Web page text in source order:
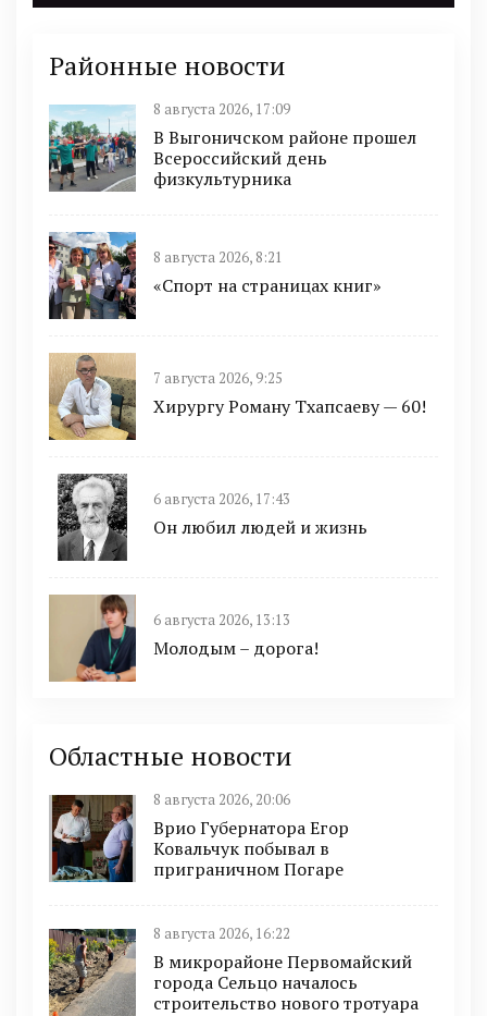
Районные новости
8 августа 2026, 17:09
В Выгоничском районе прошел
Всероссийский день
физкультурника
8 августа 2026, 8:21
«Спорт на страницах книг»
7 августа 2026, 9:25
Хирургу Роману Тхапсаеву — 60!
6 августа 2026, 17:43
Он любил людей и жизнь
6 августа 2026, 13:13
Молодым – дорога!
Областные новости
8 августа 2026, 20:06
Врио Губернатора Егор
Ковальчук побывал в
приграничном Погаре
8 августа 2026, 16:22
В микрорайоне Первомайский
города Сельцо началось
строительство нового тротуара